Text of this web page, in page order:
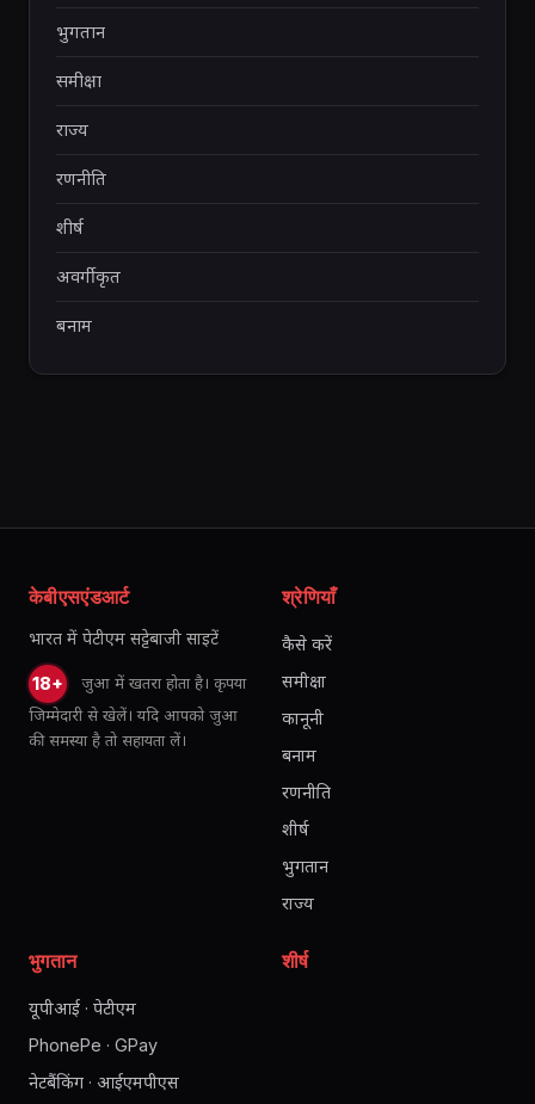
भुगतान
समीक्षा
राज्य
रणनीति
शीर्ष
अवर्गीकृत
बनाम
केबीएसएंडआर्ट
भारत में पेटीएम सट्टेबाजी साइटें
18+
जुआ में खतरा होता है। कृपया
जिम्मेदारी से खेलें। यदि आपको जुआ
की समस्या है तो सहायता लें।
श्रेणियाँ
कैसे करें
समीक्षा
कानूनी
बनाम
रणनीति
शीर्ष
भुगतान
राज्य
भुगतान
यूपीआई · पेटीएम
PhonePe · GPay
नेटबैंकिंग · आईएमपीएस
शीर्ष